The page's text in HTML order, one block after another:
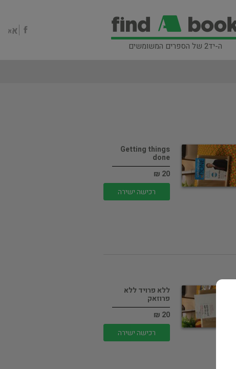
ה-יד2 של הספרים המשומשים
Getting things
done
20 ₪
רכישה ישירה
ללא פרויד ללא
פרוזאק
20 ₪
רכישה ישירה